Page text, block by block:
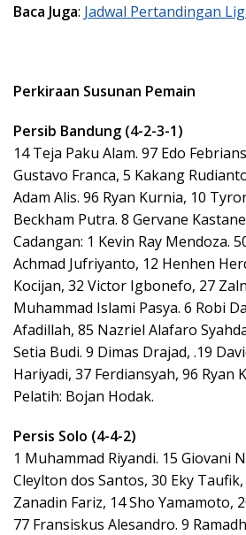
Baca Juga: Jadwal Pertandingan
Perkiraan Susunan Pemain
Persib Bandung (4-2-3-1)
14 Teja Paku Alam. 97 Edo
Gustavo Franca, 5 Kakang
Adam Alis. 96 Ryan Kurnia, 10
Beckham Putra. 8 Gervane
Cadangan: 1 Kevin Ray Mendoza.
Achmad Jufriyanto, 12 Henhen
Kocijan, 32 Victor Igbonefo, 27
Muhammad Islami Pasya. 6 Robi
Afadillah, 85 Nazriel Alafaro
Setia Budi. 9 Dimas Drajad, .19
Hariyadi, 37 Ferdiansyah, 96 Ryan
Pelatih: Bojan Hodak.
Persis Solo (4-4-2)
1 Muhammad Riyandi. 15 Giovani
Cleylton dos Santos, 30 Eky Taufik,
Zanadin Fariz, 14 Sho Yamamoto,
77 Fransiskus Alesandro. 9